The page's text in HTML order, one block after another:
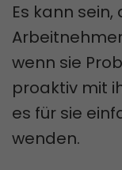
Es kann
wenn sie
proaktiv mit
es für sie
wenden.